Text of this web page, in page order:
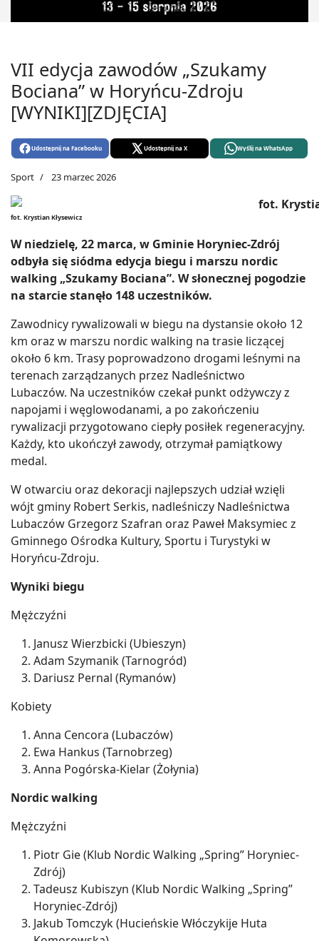
VII edycja zawodów „Szukamy
Bociana” w Horyńcu-Zdroju
[WYNIKI][ZDJĘCIA]
Udostępnij na Facebooku Udostępnij na X Wyślij na WhatsApp
Sport 23 marzec 2026
fot. Krystian Kłysewicz
W niedzielę, 22 marca, w Gminie Horyniec-Zdrój
odbyła się siódma edycja biegu i marszu nordic
walking „Szukamy Bociana”. W słonecznej pogodzie
na starcie stanęło 148 uczestników.
Zawodnicy rywalizowali w biegu na dystansie około 12
km oraz w marszu nordic walking na trasie liczącej
około 6 km. Trasy poprowadzono drogami leśnymi na
terenach zarządzanych przez Nadleśnictwo
Lubaczów. Na uczestników czekał punkt odżywczy z
napojami i węglowodanami, a po zakończeniu
rywalizacji przygotowano ciepły posiłek regeneracyjny.
Każdy, kto ukończył zawody, otrzymał pamiątkowy
medal.
W otwarciu oraz dekoracji najlepszych udział wzięli
wójt gminy Robert Serkis, nadleśniczy Nadleśnictwa
Lubaczów Grzegorz Szafran oraz Paweł Maksymiec z
Gminnego Ośrodka Kultury, Sportu i Turystyki w
Horyńcu-Zdroju.
Wyniki biegu
Mężczyźni
Janusz Wierzbicki (Ubieszyn)
Adam Szymanik (Tarnogród)
Dariusz Pernal (Rymanów)
Kobiety
Anna Cencora (Lubaczów)
Ewa Hankus (Tarnobrzeg)
Anna Pogórska-Kielar (Żołynia)
Nordic walking
Mężczyźni
Piotr Gie (Klub Nordic Walking „Spring” Horyniec-
Zdrój)
Tadeusz Kubiszyn (Klub Nordic Walking „Spring”
Horyniec-Zdrój)
Jakub Tomczyk (Hucieńskie Włóczykije Huta